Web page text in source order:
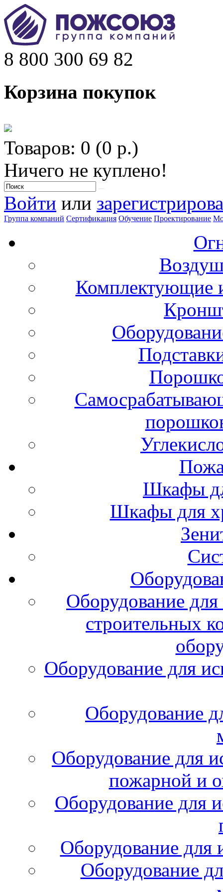
8 800 300 69 82
Корзина покупок
Товаров: 0 (0 р.)
Ничего не куплено!
Войти или
Группа компаний Сертификация Обучение Проектирование
Комплектующие
Шкафы
Шкафы для
Оборудование
строительных
Оборудование для
Оборудование
Оборудование для
пожарной и
Оборудование для
Оборудование для
Оборудование